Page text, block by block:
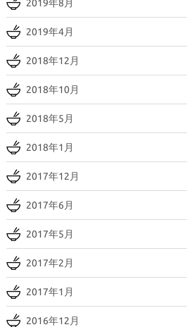
2019年8月
2019年4月
2018年12月
2018年10月
2018年5月
2018年1月
2017年12月
2017年6月
2017年5月
2017年2月
2017年1月
2016年12月